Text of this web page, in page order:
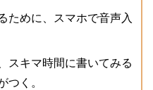
ために、スマホで音声入
スキマ時間に書いてみる
つく。